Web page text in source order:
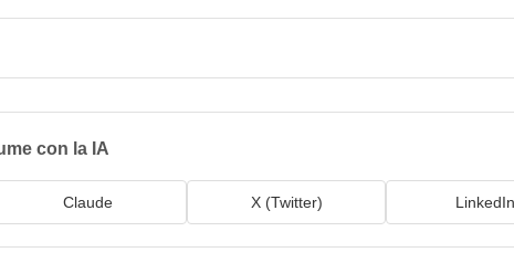
con la IA
Claude X (Twitter) LinkedIn